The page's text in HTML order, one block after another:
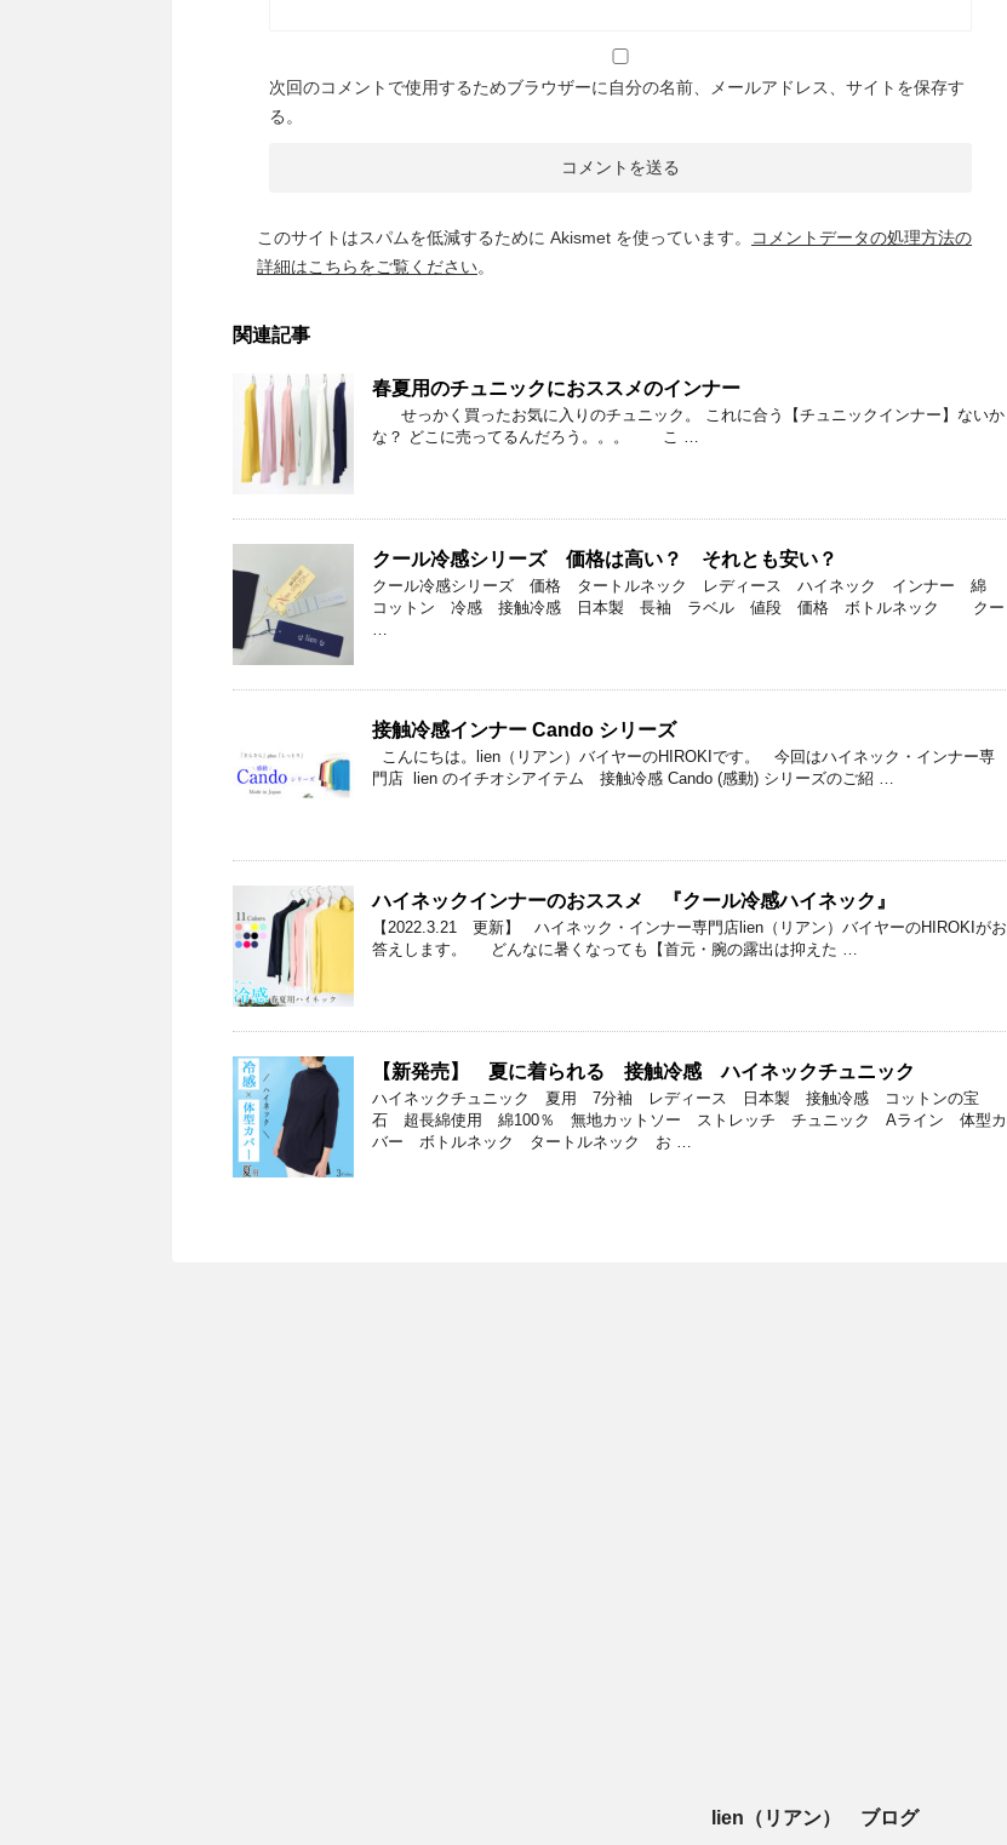
次回のコメントで使用するためブラウザーに自分の名前、メールアドレス、サイトを保存す
る。
このサイトはスパムを低減するために Akismet を使っています。
コメントデータの処理方法の
詳細はこちらをご覧ください。
関連記事
春夏用のチュニックにおススメのインナー
せっかく買ったお気に入りのチュニック。 これに合う【チュニックインナー】ないか
な？ どこに売ってるんだろう。。。 こ …
クール冷感シリーズ 価格は高い？ それとも安い？
クール冷感シリーズ 価格 タートルネック レディース ハイネック インナー 綿
コットン 冷感 接触冷感 日本製 長袖 ラベル 値段 価格 ボトルネック クー
…
接触冷感インナー Cando シリーズ
こんにちは。lien（リアン）バイヤーのHIROKIです。 今回はハイネック・インナー専
門店 lien のイチオシアイテム 接触冷感 Cando (感動) シリーズのご紹 …
ハイネックインナーのおススメ 『クール冷感ハイネック』
【2022.3.21 更新】 ハイネック・インナー専門店lien（リアン）バイヤーのHIROKIがお
答えします。 どんなに暑くなっても【首元・腕の露出は抑えた …
【新発売】 夏に着られる 接触冷感 ハイネックチュニック
ハイネックチュニック 夏用 7分袖 レディース 日本製 接触冷感 コットンの宝
石 超長綿使用 綿100％ 無地カットソー ストレッチ チュニック Aライン 体型カ
バー ボトルネック タートルネック お …
lien（リアン） ブログ